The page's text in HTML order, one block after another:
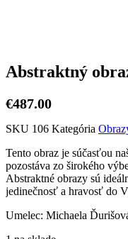
Abstraktný
€487.00
SKU 106 Kategória
Tento obraz je súčasťou
pozostáva zo širokého
Abstraktné obrazy sú
jedinečnosť a hravosť do
Umelec: Michaela